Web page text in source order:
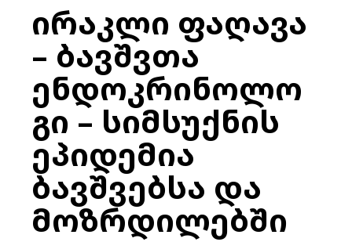
ᲘᲠᲐᲙᲚᲘ ᲤᲐᲦᲐᲕᲐ
– ᲑᲐᲕᲨᲕᲗᲐ
ᲔᲜᲓᲝᲙᲠᲘᲜᲝᲚᲝ
ᲒᲘ – ᲡᲘᲛᲡᲣᲥᲜᲘᲡ
ᲔᲞᲘᲓᲔᲛᲘᲐ
ᲑᲐᲕᲨᲕᲔᲑᲡᲐ ᲓᲐ
ᲛᲝᲖᲠᲓᲘᲚᲔᲑᲨᲘ